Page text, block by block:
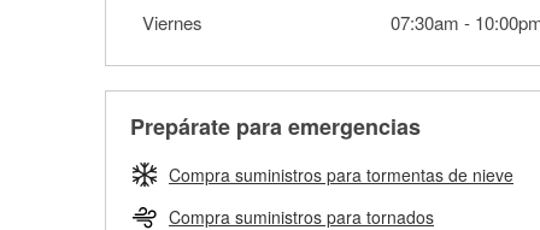
Viernes
07:30am -
Prepárate para emergencias
Compra suministros para tormentas de nieve
Compra suministros para tornados